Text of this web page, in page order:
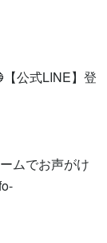
公式LINE】登
ムでお声がけ